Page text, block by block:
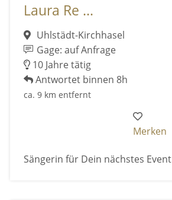
Laura Re ...
Uhlstädt-Kirchhasel
Gage: auf Anfrage
10 Jahre tätig
Antwortet binnen 8h
ca. 9 km entfernt
Merken
Sängerin für Dein nächstes Event